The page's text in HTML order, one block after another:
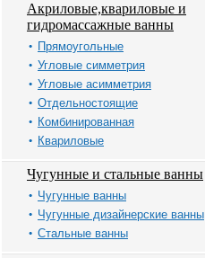
Акриловые,квариловые и
гидромассажные ванны
Прямоугольные
Угловые симметрия
Угловые асимметрия
Отдельностоящие
Комбинированная
Квариловые
Чугунные и стальные ванны
Чугунные ванны
Чугунные дизайнерские ванны
Стальные ванны